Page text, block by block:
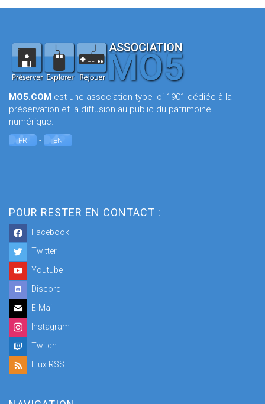
MO5.COM est une association type loi 1901 dédiée à la
préservation et la diffusion au public du patrimoine
numérique.
FR - EN
POUR RESTER EN CONTACT :
Facebook
Twitter
Youtube
Discord
E-Mail
Instagram
Twitch
Flux RSS